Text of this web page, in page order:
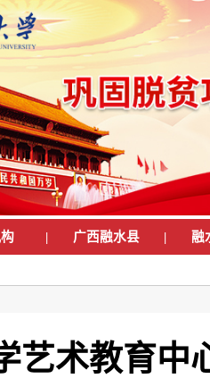
| 广西融水县 | 融
艺术教育中